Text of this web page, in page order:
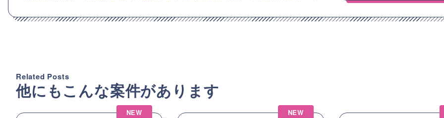
Related Posts
他にもこんな案件があります
NEW NEW